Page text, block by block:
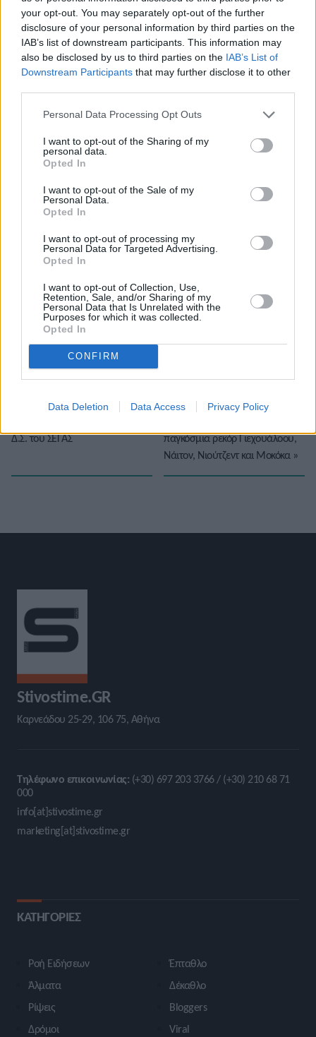
your opt-out. You may separately opt-out of the further
disclosure of your personal information by third parties on the
IAB’s list of downstream participants. This information may
also be disclosed by us to third parties on the IAB’s List of
Downstream Participants that may further disclose it to other
Personal Data Processing Opt Outs
I want to opt-out of the Sharing of my
personal data.
Opted In
I want to opt-out of the Sale of my
Personal Data.
Opted In
I want to opt-out of processing my
Personal Data for Targeted Advertising.
Opted In
I want to opt-out of Collection, Use,
Retention, Sale, and/or Sharing of my
Personal Data that Is Unrelated with the
Purposes for which it was collected.
Opted In
CONFIRM
Data Deletion Data Access Privacy Policy
Τόλης Λελεκίδης
Το άρθρο δεν έχει ακόμα βαθμολογηθεί.
Βαθμολογήστε αυτό το άρθρο:
★★
Δ.Σ. του ΣΕΓΑΣ
παγκόσμια ρεκόρ Γιεχουάλοου,
Νάιτον, Νιούτζεντ και Μοκόκα»
Stivostime.GR
Καρνεάδου 25-29, 106 75, Αθήνα
Τηλέφωνο επικοινωνίας: (+30) 697 203 3766 / (+30) 210 68 71
000
info[at]stivostime.gr
marketing[at]stivostime.gr
ΚΑΤΗΓΟΡΙΕΣ
Ροή Ειδήσεων
Άλματα
Ρίψεις
Δρόμοι
Έπταθλο
Δέκαθλο
Bloggers
Viral